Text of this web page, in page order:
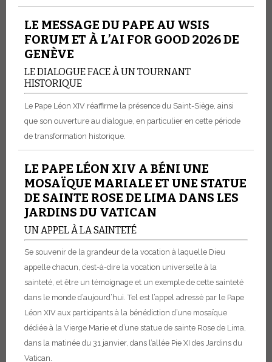
LE MESSAGE DU PAPE AU WSIS
FORUM ET À L’AI FOR GOOD 2026 DE
GENÈVE
LE DIALOGUE FACE À UN TOURNANT
HISTORIQUE
Le Pape Léon XIV réaffirme la présence du Saint-Siège, ainsi
que son ouverture au dialogue, en particulier en cette période
de transformation historique.
LE PAPE LÉON XIV A BÉNI UNE
MOSAÏQUE MARIALE ET UNE STATUE
DE SAINTE ROSE DE LIMA DANS LES
JARDINS DU VATICAN
UN APPEL À LA SAINTETÉ
Se souvenir de la grandeur de la vocation à laquelle Dieu
appelle chacun, c’est-à-dire la vocation universelle à la
sainteté, et être un témoignage et un exemple de cette sainteté
dans le monde d’aujourd’hui. Tel est l’appel adressé par le Pape
Léon XIV aux participants à la bénédiction d’une mosaïque
dédiée à la Vierge Marie et d’une statue de sainte Rose de Lima,
dans la matinée du 31 janvier, dans l’allée Pie XI des Jardins du
Vatican.